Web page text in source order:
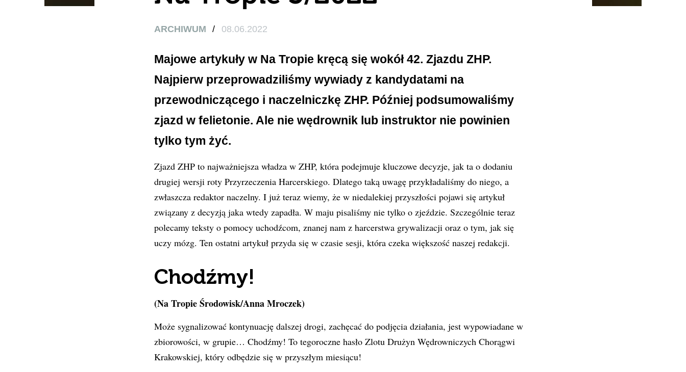
ARCHIWUM / 08.06.2022
Majowe artykuły w Na Tropie kręcą się wokół 42. Zjazdu ZHP.
Najpierw przeprowadziliśmy wywiady z kandydatami na
przewodniczącego i naczelniczkę ZHP. Później podsumowaliśmy
zjazd w felietonie. Ale nie wędrownik lub instruktor nie powinien
tylko tym żyć.
Zjazd ZHP to najważniejsza władza w ZHP, która podejmuje kluczowe decyzje, jak ta o dodaniu
drugiej wersji roty Przyrzeczenia Harcerskiego. Dlatego taką uwagę przykładaliśmy do niego, a
zwłaszcza redaktor naczelny. I już teraz wiemy, że w niedalekiej przyszłości pojawi się artykuł
związany z decyzją jaka wtedy zapadła. W maju pisaliśmy nie tylko o zjeździe. Szczególnie teraz
polecamy teksty o pomocy uchodźcom, znanej nam z harcerstwa grywalizacji oraz o tym, jak się
uczy mózg. Ten ostatni artykuł przyda się w czasie sesji, która czeka większość naszej redakcji.
Chodźmy!
(Na Tropie Środowisk/Anna Mroczek)
Może sygnalizować kontynuację dalszej drogi, zachęcać do podjęcia działania, jest wypowiadane w
zbiorowości, w grupie… Chodźmy! To tegoroczne hasło Zlotu Drużyn Wędrowniczych Chorągwi
Krakowskiej, który odbędzie się w przyszłym miesiącu!